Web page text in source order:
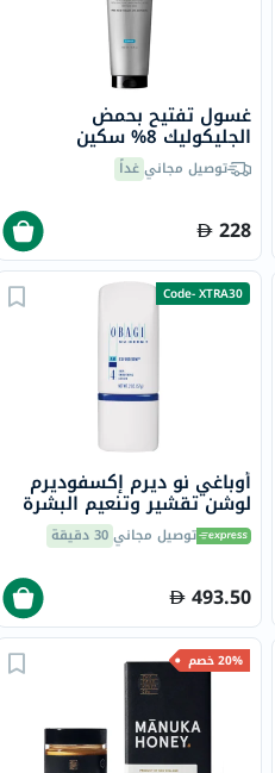
غسول تفتيح بحمض
الجليكوليك 8% سكين
سيوتيكالز - 50 مل
توصيل مجانيغداً
228
Code- XTRA30
أوباغي نو ديرم إكسفوديرم
لوشن تقشير وتنعيم البشرة
57 جرام توصيل مجاني30 دقيقة
493.50
20% خصم